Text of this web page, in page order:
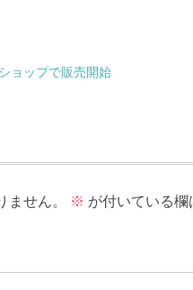
ョップで販売開始
せん。 ※ が付いている